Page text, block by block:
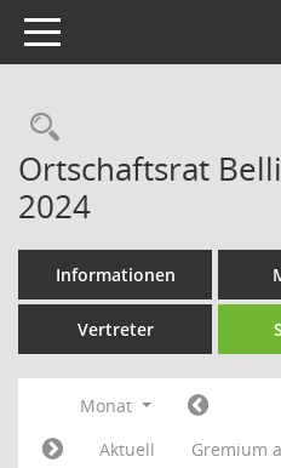
Toggle navigation
Ortschaftsrat
2024
Informationen
Vertreter
Monat
Aktuell
Gremium